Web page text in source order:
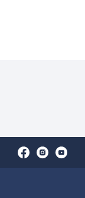
OpenOpenOpen